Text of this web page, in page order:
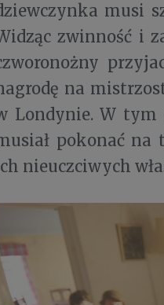
musi
zwinność i
na
Londynie. W tym
pokonać na
nieuczciwych